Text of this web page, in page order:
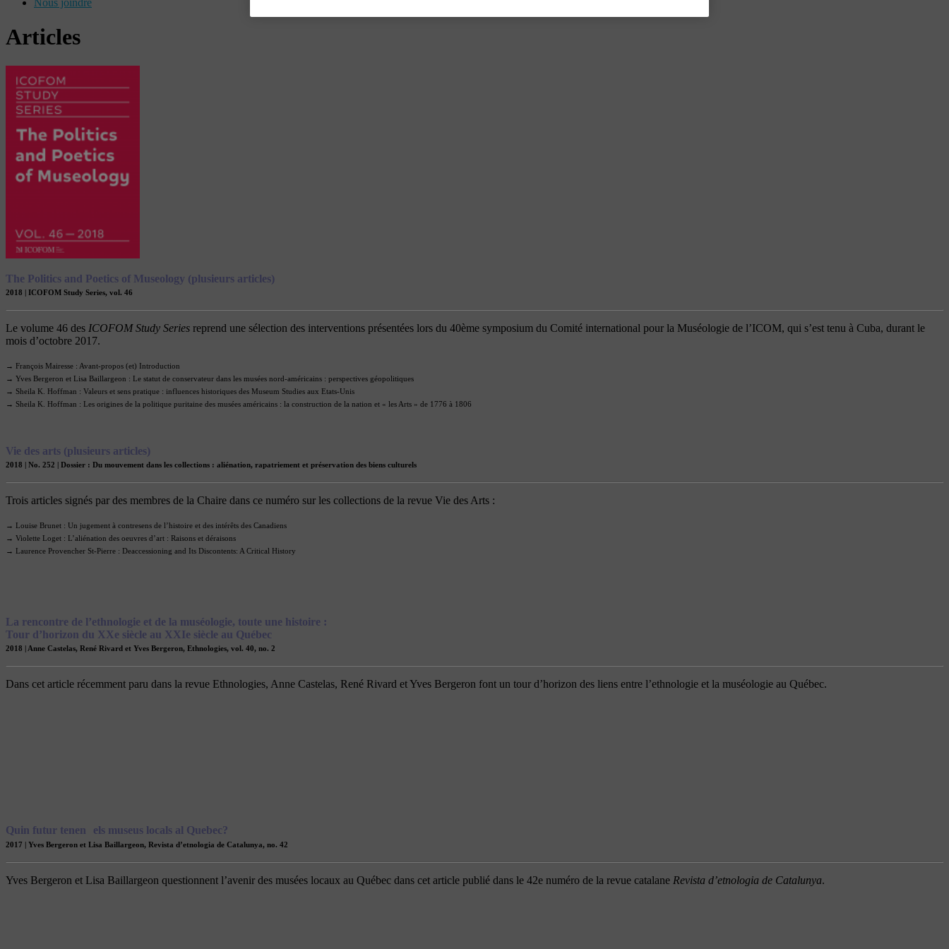
Nous joindre
Articles
The Politics and Poetics of Museology (plusieurs articles)
2018 | ICOFOM Study Series, vol. 46
Le volume 46 des ICOFOM Study Series reprend une sélection des interventions présentées lors du 40ème symposium du Comité international pour la Muséologie de l’ICOM, qui s’est tenu à Cuba, durant le
mois d’octobre 2017.
→ François Mairesse : Avant-propos (et) Introduction
→ Yves Bergeron et Lisa Baillargeon : Le statut de conservateur dans les musées nord-américains : perspectives géopolitiques
→ Sheila K. Hoffman : Valeurs et sens pratique : influences historiques des Museum Studies aux Etats-Unis
→ Sheila K. Hoffman : Les origines de la politique puritaine des musées américains : la construction de la nation et « les Arts » de 1776 à 1806
Vie des arts (plusieurs articles)
2018 | No. 252 | Dossier : Du mouvement dans les collections : aliénation, rapatriement et préservation des biens culturels
Trois articles signés par des membres de la Chaire dans ce numéro sur les collections de la revue Vie des Arts :
→ Louise Brunet : Un jugement à contresens de l’histoire et des intérêts des Canadiens
→ Violette Loget : L’aliénation des oeuvres d’art : Raisons et déraisons
→ Laurence Provencher St-Pierre : Deaccessioning and Its Discontents: A Critical History
La rencontre de l’ethnologie et de la muséologie, toute une histoire :
Tour d’horizon du XXe siècle au XXIe siècle au Québec
2018 | Anne Castelas, René Rivard et Yves Bergeron, Ethnologies, vol. 40, no. 2
Dans cet article récemment paru dans la revue Ethnologies, Anne Castelas, René Rivard et Yves Bergeron font un tour d’horizon des liens entre l’ethnologie et la muséologie au Québec.
Quin futur tenen els museus locals al Quebec?
2017 | Yves Bergeron et Lisa Baillargeon, Revista d’etnologia de Catalunya, no. 42
Yves Bergeron et Lisa Baillargeon questionnent l’avenir des musées locaux au Québec dans cet article publié dans le 42e numéro de la revue catalane Revista d’etnologia de Catalunya.